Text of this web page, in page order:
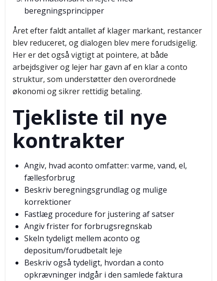
beregningsprincipper
Året efter faldt antallet af klager markant, restancer
blev reduceret, og dialogen blev mere forudsigelig.
Her er det også vigtigt at pointere, at både
arbejdsgiver og lejer har gavn af en klar a conto
struktur, som understøtter den overordnede
økonomi og sikrer rettidig betaling.
Tjekliste til nye
kontrakter
Angiv, hvad aconto omfatter: varme, vand, el,
fællesforbrug
Beskriv beregningsgrundlag og mulige
korrektioner
Fastlæg procedure for justering af satser
Angiv frister for forbrugsregnskab
Skeln tydeligt mellem aconto og
depositum/forudbetalt leje
Beskriv også tydeligt, hvordan a conto
opkrævninger indgår i den samlede faktura